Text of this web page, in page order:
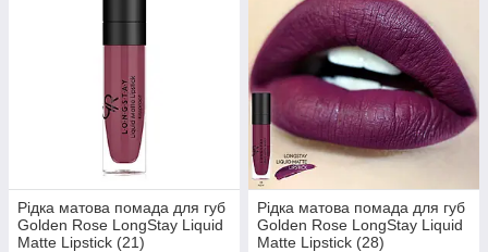
Рідка матова помада для губ
Golden Rose LongStay Liquid
Matte Lipstick (21)
Рідка матова помада для губ
Golden Rose LongStay Liquid
Matte Lipstick (28)